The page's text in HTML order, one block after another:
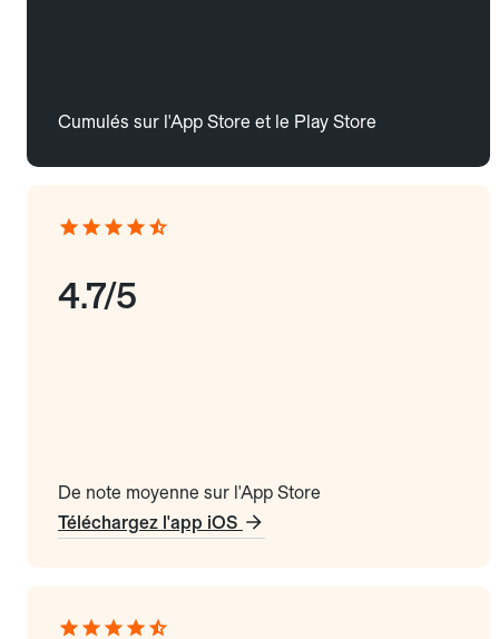
Cumulés sur l'App Store et le Play Store
4.7/5
De note moyenne sur l'App Store
Téléchargez l'app iOS